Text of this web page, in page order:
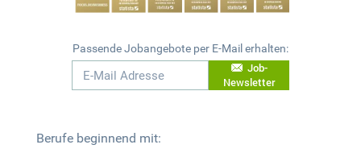
Passende Jobangebote per E-Mail erhalten:
Job-
Newsletter
Berufe beginnend mit: